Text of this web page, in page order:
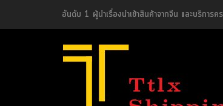
อันดับ 1 ผู้นำเรื่องนำเข้าสินค้าจากจีน และบริการค